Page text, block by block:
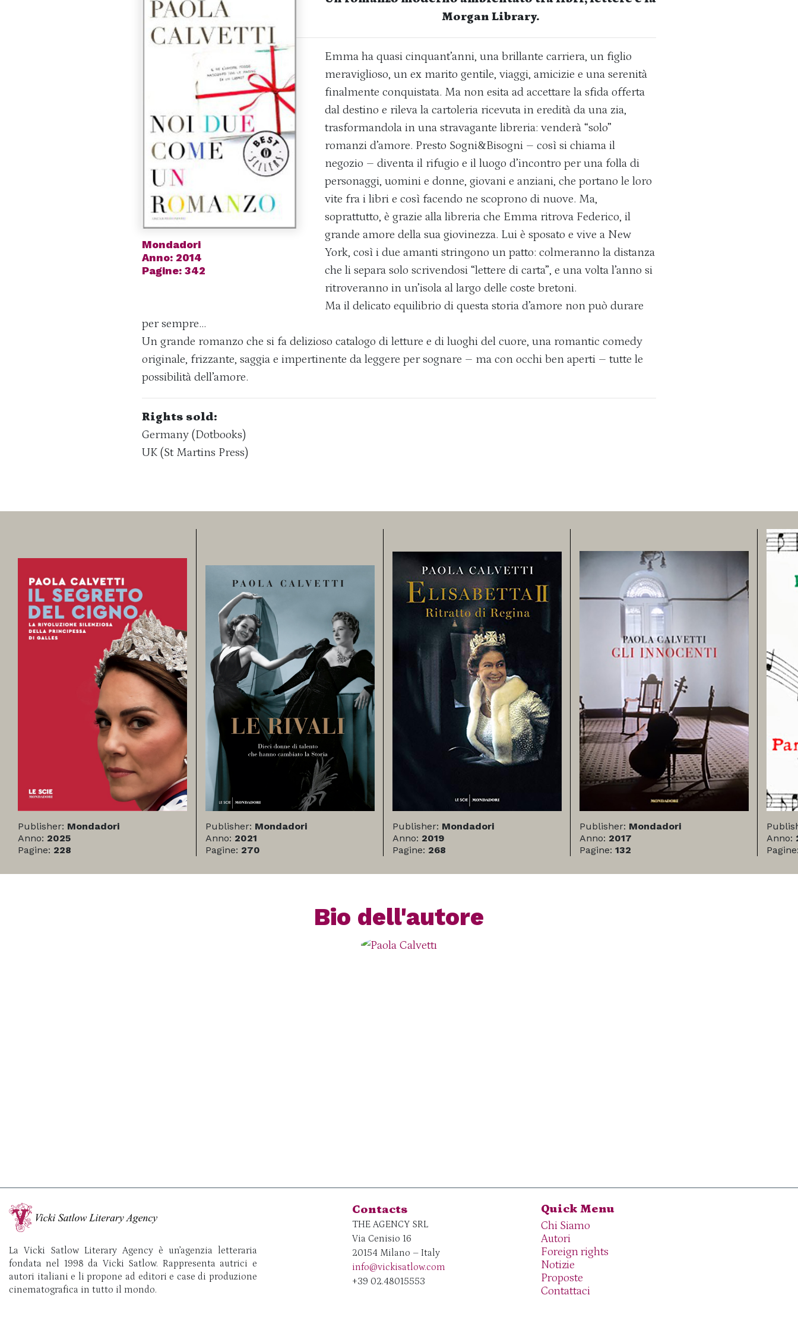
Mondadori
Anno: 2014
Pagine: 342
Morgan Library.
Emma ha quasi cinquant’anni, una brillante carriera, un figlio
meraviglioso, un ex marito gentile, viaggi, amicizie e una serenità
finalmente conquistata. Ma non esita ad accettare la sfida offerta
dal destino e rileva la cartoleria ricevuta in eredità da una zia,
trasformandola in una stravagante libreria: venderà “solo”
romanzi d’amore. Presto Sogni&Bisogni – così si chiama il
negozio – diventa il rifugio e il luogo d’incontro per una folla di
personaggi, uomini e donne, giovani e anziani, che portano le loro
vite fra i libri e così facendo ne scoprono di nuove. Ma,
soprattutto, è grazie alla libreria che Emma ritrova Federico, il
grande amore della sua giovinezza. Lui è sposato e vive a New
York, così i due amanti stringono un patto: colmeranno la distanza
che li separa solo scrivendosi “lettere di carta”, e una volta l’anno si
ritroveranno in un’isola al largo delle coste bretoni.
Ma il delicato equilibrio di questa storia d’amore non può durare
per sempre…
Un grande romanzo che si fa delizioso catalogo di letture e di luoghi del cuore, una romantic comedy
originale, frizzante, saggia e impertinente da leggere per sognare – ma con occhi ben aperti – tutte le
possibilità dell’amore.
Rights sold:
Germany (Dotbooks)
UK (St Martins Press)
Publisher: Mondadori
Anno: 2025
Pagine: 228
Publisher: Mondadori
Anno: 2021
Pagine: 270
Publisher: Mondadori
Anno: 2019
Pagine: 268
Publisher: Mondadori
Anno: 2017
Pagine: 132
Anno:
Bio dell'autore
La Vicki Satlow Literary Agency è un’agenzia letteraria
fondata nel 1998 da Vicki Satlow. Rappresenta autrici e
autori italiani e li propone ad editori e case di produzione
cinematografica in tutto il mondo.
Contacts
THE AGENCY SRL
Via Cenisio 16
20154 Milano – Italy
info@vickisatlow.com
+39 02.48015553
Quick Menu
Chi Siamo
Autori
Foreign rights
Notizie
Proposte
Contattaci